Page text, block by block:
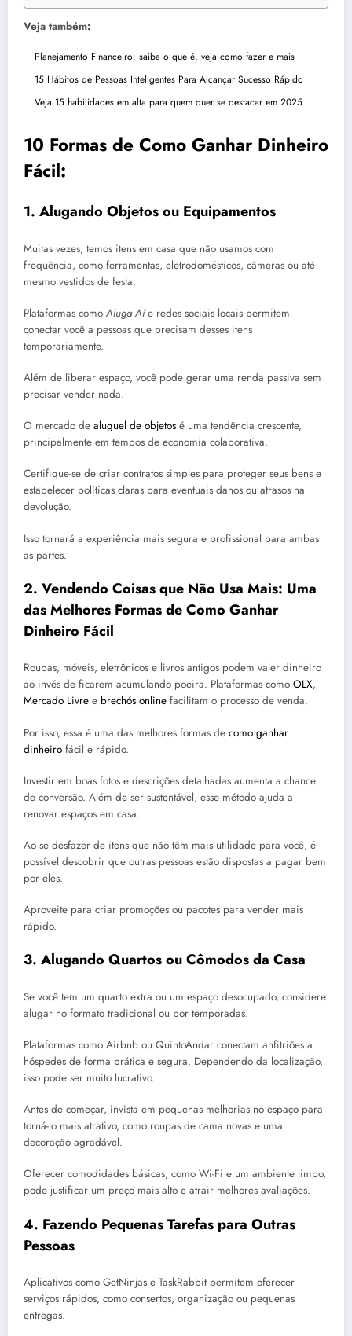
Veja também:
Planejamento Financeiro: saiba o que é, veja como fazer e mais
15 Hábitos de Pessoas Inteligentes Para Alcançar Sucesso Rápido
Veja 15 habilidades em alta para quem quer se destacar em 2025
10 Formas de Como Ganhar Dinheiro
Fácil:
1. Alugando Objetos ou Equipamentos
Muitas vezes, temos itens em casa que não usamos com
frequência, como ferramentas, eletrodomésticos, câmeras ou até
mesmo vestidos de festa.
Plataformas como Aluga Aíe redes sociais locais permitem
conectar você a pessoas que precisam desses itens
temporariamente.
Além de liberar espaço, você pode gerar uma renda passiva sem
precisar vender nada.
O mercado de aluguel de objetos é uma tendência crescente,
principalmente em tempos de economia colaborativa.
Certifique-se de criar contratos simples para proteger seus bens e
estabelecer políticas claras para eventuais danos ou atrasos na
devolução.
Isso tornará a experiência mais segura e profissional para ambas
as partes.
2. Vendendo Coisas que Não Usa Mais: Uma
das Melhores Formas de Como Ganhar
Dinheiro Fácil
Roupas, móveis, eletrônicos e livros antigos podem valer dinheiro
ao invés de ficarem acumulando poeira. Plataformas como OLX,
Mercado Livre e brechós online facilitam o processo de venda.
Por isso, essa é uma das melhores formas de como ganhar
dinheiro fácil e rápido.
Investir em boas fotos e descrições detalhadas aumenta a chance
de conversão. Além de ser sustentável, esse método ajuda a
renovar espaços em casa.
Ao se desfazer de itens que não têm mais utilidade para você, é
possível descobrir que outras pessoas estão dispostas a pagar bem
por eles.
Aproveite para criar promoções ou pacotes para vender mais
rápido.
3. Alugando Quartos ou Cômodos da Casa
Se você tem um quarto extra ou um espaço desocupado, considere
alugar no formato tradicional ou por temporadas.
Plataformas como Airbnb ou QuintoAndar conectam anfitriões a
hóspedes de forma prática e segura. Dependendo da localização,
isso pode ser muito lucrativo.
Antes de começar, invista em pequenas melhorias no espaço para
torná-lo mais atrativo, como roupas de cama novas e uma
decoração agradável.
Oferecer comodidades básicas, como Wi-Fi e um ambiente limpo,
pode justificar um preço mais alto e atrair melhores avaliações.
4. Fazendo Pequenas Tarefas para Outras
Pessoas
Aplicativos como GetNinjas e TaskRabbit permitem oferecer
serviços rápidos, como consertos, organização ou pequenas
entregas.